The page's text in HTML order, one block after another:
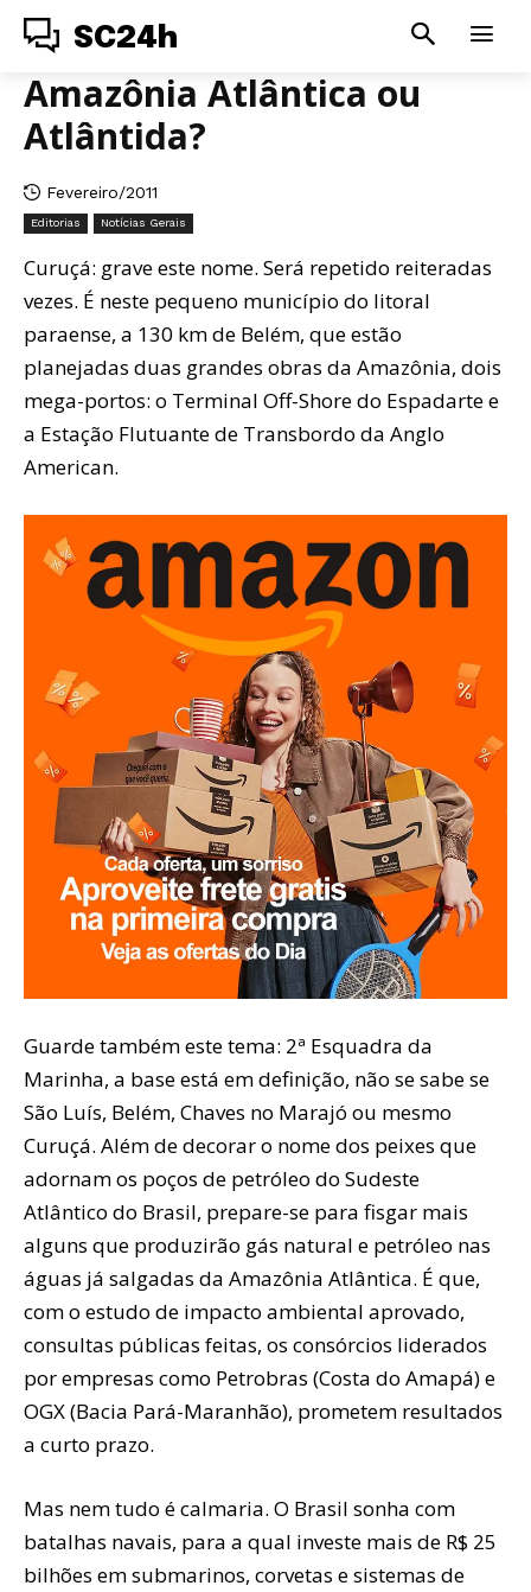
SC24h
Amazônia Atlântica ou
Atlântida?
Fevereiro/2011
Editorias Notícias Gerais
Curuçá: grave este nome. Será repetido reiteradas
vezes. É neste pequeno município do litoral
paraense, a 130 km de Belém, que estão
planejadas duas grandes obras da Amazônia, dois
mega-portos: o Terminal Off-Shore do Espadarte e
a Estação Flutuante de Transbordo da Anglo
American.
Guarde também este tema: 2ª Esquadra da
Marinha, a base está em definição, não se sabe se
São Luís, Belém, Chaves no Marajó ou mesmo
Curuçá. Além de decorar o nome dos peixes que
adornam os poços de petróleo do Sudeste
Atlântico do Brasil, prepare-se para fisgar mais
alguns que produzirão gás natural e petróleo nas
águas já salgadas da Amazônia Atlântica. É que,
com o estudo de impacto ambiental aprovado,
consultas públicas feitas, os consórcios liderados
por empresas como Petrobras (Costa do Amapá) e
OGX (Bacia Pará-Maranhão), prometem resultados
a curto prazo.
Mas nem tudo é calmaria. O Brasil sonha com
batalhas navais, para a qual investe mais de R$ 25
bilhões em submarinos, corvetas e sistemas de